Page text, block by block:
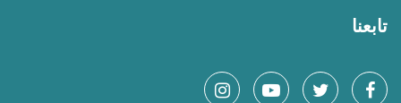
تابعنا